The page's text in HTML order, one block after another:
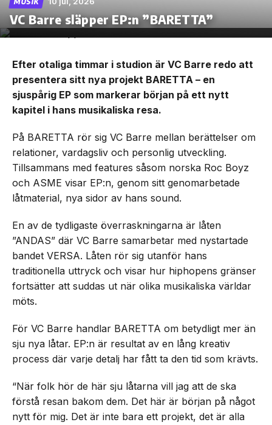
VC Barre släpper EP:n ”BARETTA”
Efter otaliga timmar i studion är VC Barre redo att
presentera sitt nya projekt BARETTA – en
sjuspårig EP som markerar början på ett nytt
kapitel i hans musikaliska resa.
På BARETTA rör sig VC Barre mellan berättelser om
relationer, vardagsliv och personlig utveckling.
Tillsammans med features såsom norska Roc Boyz
och ASME visar EP:n, genom sitt genomarbetade
låtmaterial, nya sidor av hans sound.
En av de tydligaste överraskningarna är låten
”ANDAS” där VC Barre samarbetar med nystartade
bandet VERSA. Låten rör sig utanför hans
traditionella uttryck och visar hur hiphopens gränser
fortsätter att suddas ut när olika musikaliska världar
möts.
För VC Barre handlar BARETTA om betydligt mer än
sju nya låtar. EP:n är resultat av en lång kreativ
process där varje detalj har fått ta den tid som krävts.
“När folk hör de här sju låtarna vill jag att de ska
förstå resan bakom dem. Det här är början på något
nytt för mig. Det är inte bara ett projekt, det är alla